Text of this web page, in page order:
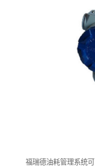
福瑞德油耗管理系统